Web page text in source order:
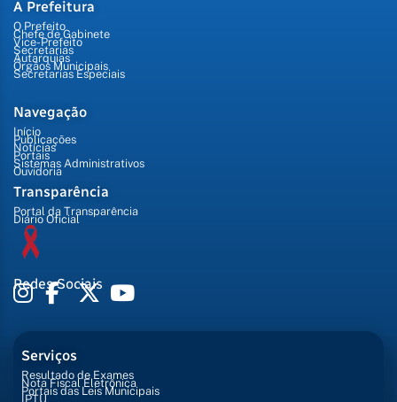
A Prefeitura
O Prefeito
Chefe de Gabinete
Vice-Prefeito
Secretarias
Autarquias
Órgãos Municipais
Secretarias Especiais
Navegação
Início
Publicações
Notícias
Portais
Sistemas Administrativos
Ouvidoria
Transparência
Portal da Transparência
Diário Oficial
Redes Sociais
Serviços
Resultado de Exames
Nota Fiscal Eletrônica
Portais das Leis Municipais
IPTU